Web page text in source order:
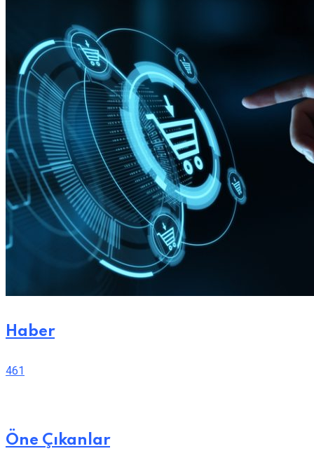
Haber
461
Öne Çıkanlar